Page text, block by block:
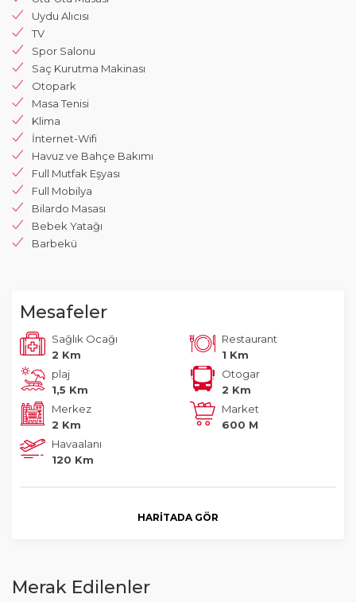
Uydu Alıcısı
TV
Spor Salonu
Saç Kurutma Makinası
Otopark
Masa Tenisi
Klima
İnternet-Wifi
Havuz ve Bahçe Bakımı
Full Mutfak Eşyası
Full Mobilya
Bilardo Masası
Bebek Yatağı
Barbekü
Mesafeler
Sağlık Ocağı
2 Km
Restaurant
1 Km
plaj
1,5 Km
Otogar
2 Km
Merkez
2 Km
Market
600 M
Havaalanı
120 Km
HARITADA GÖR
Merak Edilenler